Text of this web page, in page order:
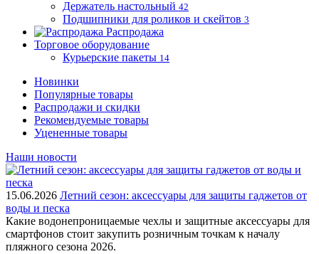
Держатель настольный 42
Подшипники для роликов и скейтов 3
Распродажа
Торговое оборудование
Курьерские пакеты 14
Новинки
Популярные товары
Распродажи и скидки
Рекомендуемые товары
Уцененные товары
Наши новости
15.06.2026 Летний сезон: аксессуары для защиты гаджетов от
воды и песка
Какие водонепроницаемые чехлы и защитные аксессуары для
смартфонов стоит закупить розничным точкам к началу
пляжного сезона 2026.